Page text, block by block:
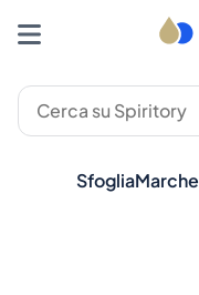
SfogliaMarche